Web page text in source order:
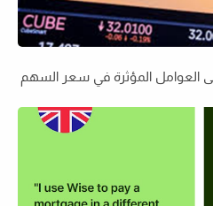
العوامل المؤثرة في سعر السهم